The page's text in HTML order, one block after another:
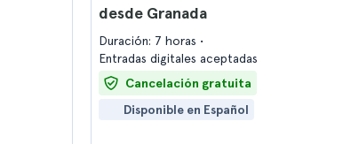
desde Granada
Duración: 7 horas
Entradas digitales aceptadas
Cancelación gratuita
Disponible en Español